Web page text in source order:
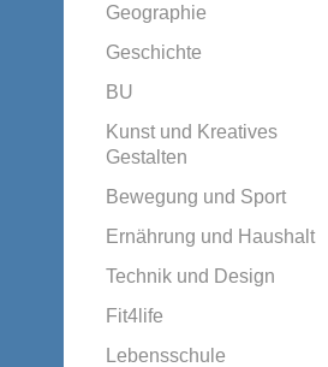
Geographie
Geschichte
BU
Kunst und Kreatives
Gestalten
Bewegung und Sport
Ernährung und Haushalt
Technik und Design
Fit4life
Lebensschule